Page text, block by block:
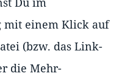
mit einem Klick auf
(bzw. das Link-
die Mehr-